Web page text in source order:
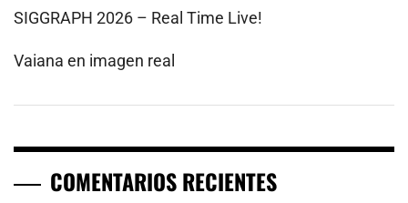
SIGGRAPH 2026 – Real Time Live!
Vaiana en imagen real
COMENTARIOS RECIENTES